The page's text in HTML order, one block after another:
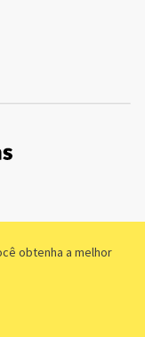
obtenha a melhor
0001-89 - Rua Dr.
SP - Brasil